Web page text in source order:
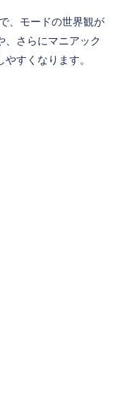
、モードの世界観が
、さらにマニアック
すくなります。